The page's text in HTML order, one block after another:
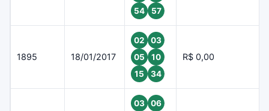
54
57
1895 18/01/2017
02
03
05
10
15
34
R$ 0,00
03
06